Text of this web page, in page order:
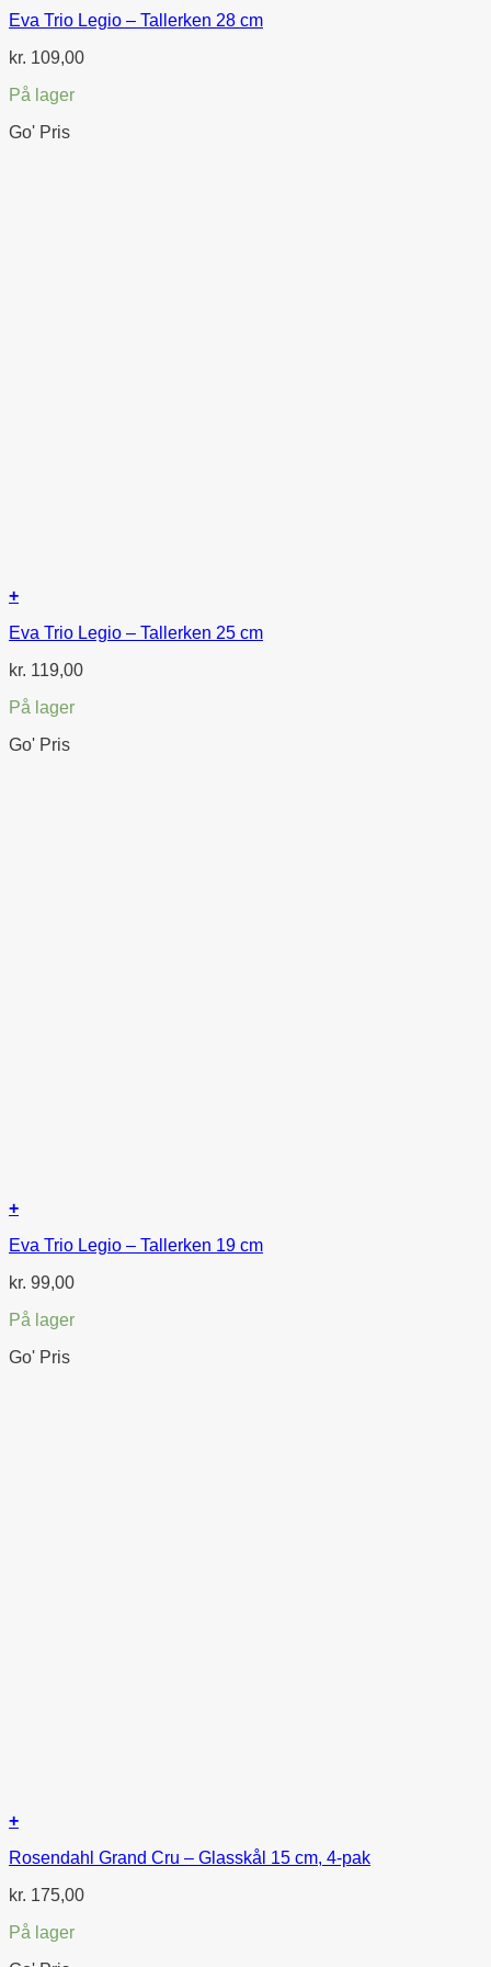
Eva Trio Legio – Tallerken 28 cm
kr. 109,00
På lager
Go' Pris
+
Eva Trio Legio – Tallerken 25 cm
kr. 119,00
På lager
Go' Pris
+
Eva Trio Legio – Tallerken 19 cm
kr. 99,00
På lager
Go' Pris
+
Rosendahl Grand Cru – Glasskål 15 cm, 4-pak
kr. 175,00
På lager